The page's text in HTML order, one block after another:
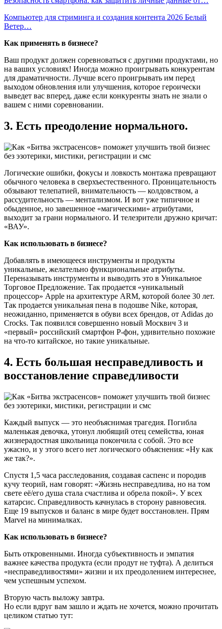
Компьютер для стриминга и создания контента 2026 Белый
Ветер…
Как применять в бизнесе?
Ваш продукт должен соревноваться с другими продуктами, но
на ваших условиях! Иногда можно проигрывать конкурентам
для драматичности. Лучше всего проигрывать им перед
выходом обновления или улучшения, которое героически
выведет вас вперед, даже если конкуренты знать не знали о
вашем с ними соревновании.
3. Есть преодоление нормального.
Логические ошибки, фокусы и ловкость монтажа превращают
обычного человека в сверхъестественного. Проницательность
обзывают телепатией, внимательность — колдовством, а
рассудительность — ментализмом. И вот уже типичное и
обыденное, но завешенное «магическими» атрибутами,
выходит за грани нормального. И телезрители дружно кричат:
«ВАУ».
Как использовать в бизнесе?
Добавлять в имеющееся инструменты и продукты
уникальные, желательно функциональные атрибуты.
Переназывать инструменты и выводить это в Уникальное
Торговое Предложение. Так продается «уникальный
процессор» Apple на архитектуре ARM, которой более 30 лет.
Так продается уникальная пена в подошве Nike, которая,
неожиданно, применяется в обуви всех брендов, от Adidas до
Crocks. Так появился совершенно новый Москвич 3 и
«первый» российский смартфон Р-фон, удивительно похожие
на что-то китайское, но такие уникальные.
4. Есть большая несправедливость и
восстановление справедливости
Каждый выпуск — это необъяснимая трагедия. Погибла
маленькая девочка, утонул любящий отец семейства, юная
жизнерадостная школьница покончила с собой. Это все
ужасно, и у этого всего нет логического объяснения: «Ну как
же так?».
Спустя 1,5 часа расследования, создавая саспенс и породив
кучу теорий, нам говорят: «Жизнь несправедлива, но на том
свете её/его душа стала счастлива и обрела покой». У всех
катарсис. Справедливость качнулась в сторону равновесия.
Еще 19 выпусков и баланс в мире будет восстановлен. Прям
Marvel на минималках.
Как использовать в бизнесе?
Быть откровенными. Иногда субъективность и эмпатия
важнее качества продукта (если продут не туфта). А делиться
«несправедливостями» жизни и их преодолением интереснее,
чем успешным успехом.
Вторую часть выложу завтра.
Но если вдруг вам зашло и ждать не хочется, можно прочитать
целиком статью тут: